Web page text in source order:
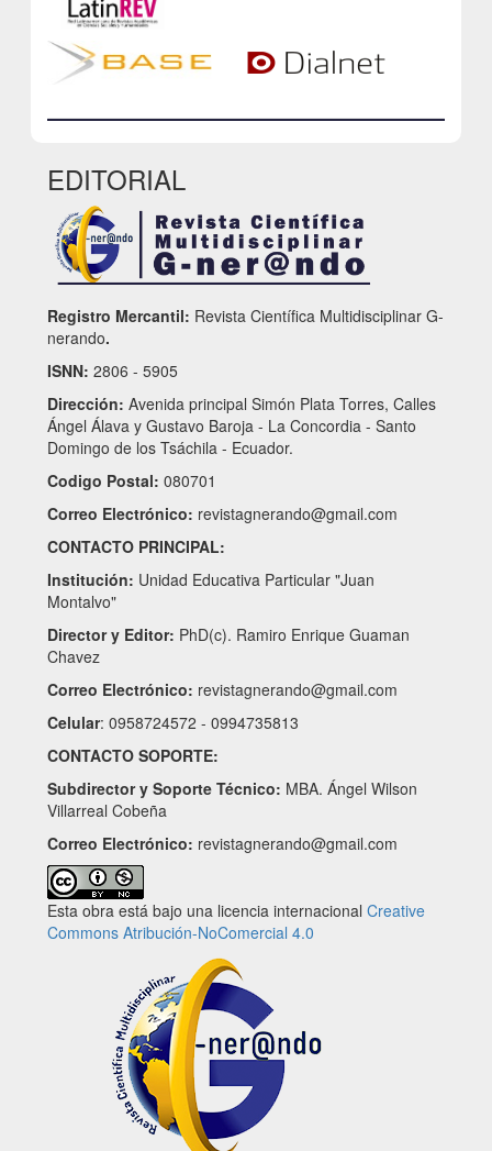
EDITORIAL
Registro Mercantil: Revista Científica Multidisciplinar G-
nerando.
ISNN: 2806 - 5905
Dirección: Avenida principal Simón Plata Torres, Calles
Ángel Álava y Gustavo Baroja - La Concordia - Santo
Domingo de los Tsáchila - Ecuador.
Codigo Postal: 080701
Correo Electrónico: revistagnerando@gmail.com
CONTACTO PRINCIPAL:
Institución: Unidad Educativa Particular "Juan
Montalvo"
Director y Editor: PhD(c). Ramiro Enrique Guaman
Chavez
Correo Electrónico: revistagnerando@gmail.com
Celular: 0958724572 - 0994735813
CONTACTO SOPORTE:
Subdirector y Soporte Técnico: MBA. Ángel Wilson
Villarreal Cobeña
Correo Electrónico: revistagnerando@gmail.com
Esta obra está bajo una licencia internacional Creative
Commons Atribución-NoComercial 4.0